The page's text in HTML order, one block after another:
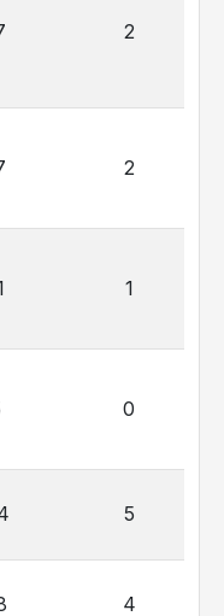
2
2
1
0
5
4